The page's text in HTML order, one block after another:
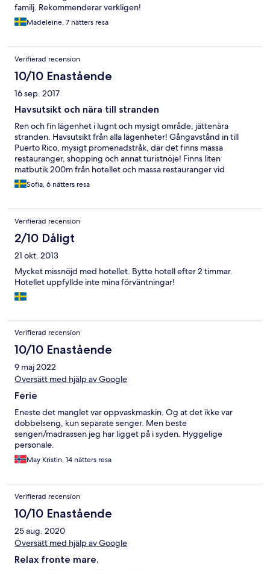
familj. Rekommenderar verkligen!
Madeleine, 7 nätters resa
Verifierad recension
10/10 Enastående
16 sep. 2017
Havsutsikt och nära till stranden
Ren och fin lägenhet i lugnt och mysigt område, jättenära
stranden. Havsutsikt från alla lägenheter! Gångavstånd in till
Puerto Rico, mysigt promenadstråk, där det finns massa
restauranger, shopping och annat turistnöje! Finns liten
matbutik 200m från hotellet och massa restauranger vid
Amadores-stranden. Värt pengarna! Kan verkligen tänka mig att
bo på detta hotell igen!
Sofia, 6 nätters resa
Verifierad recension
2/10 Dåligt
21 okt. 2013
Mycket missnöjd med hotellet. Bytte hotell efter 2 timmar.
Hotellet uppfyllde inte mina förväntningar!
Verifierad recension
10/10 Enastående
9 maj 2022
Översätt med hjälp av Google
Ferie
Eneste det manglet var oppvaskmaskin. Og at det ikke var
dobbelseng, kun separate senger. Men beste
sengen/madrassen jeg har ligget på i syden. Hyggelige
personale.
May Kristin, 14 nätters resa
Verifierad recension
10/10 Enastående
25 aug. 2020
Översätt med hjälp av Google
Relax fronte mare.